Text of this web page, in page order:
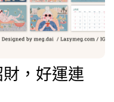
，好運連